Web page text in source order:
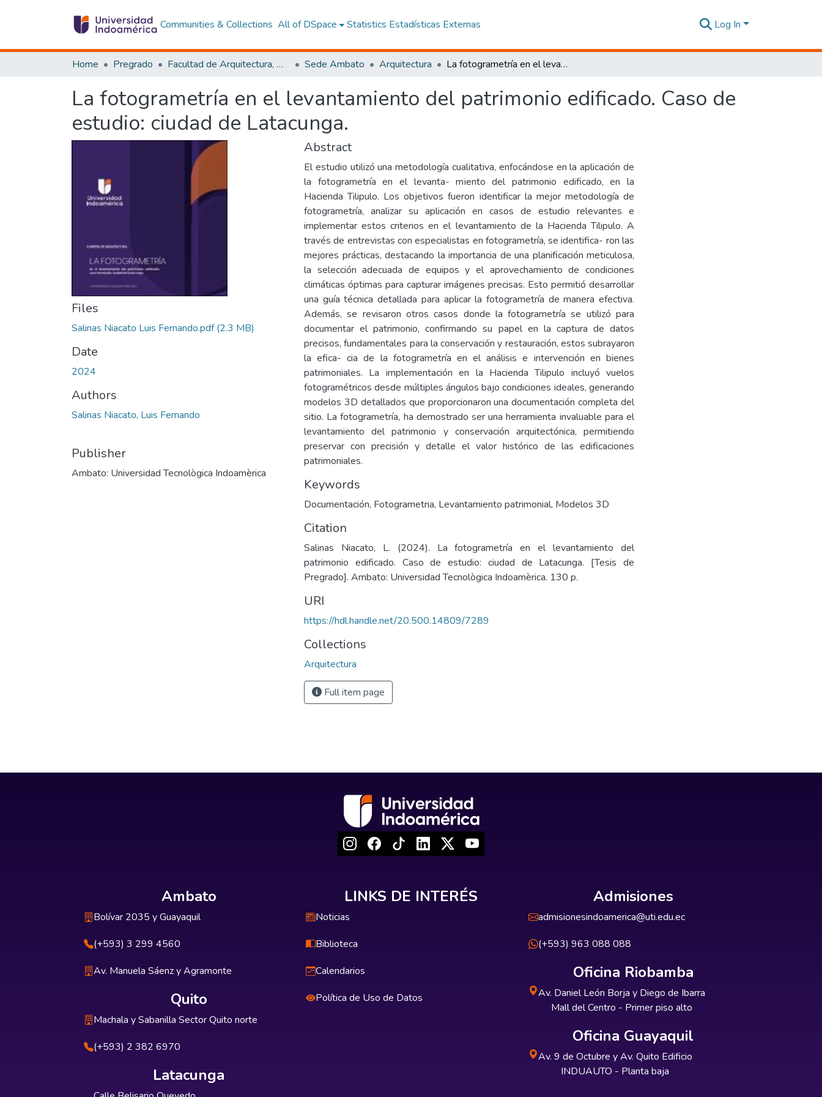
Communities & Collections All of DSpace Statistics Estadísticas Externas Log In
Home Pregrado Facultad de Arquitectura, Artes y Diseño Sede Ambato Arquitectura La fotogrametría en el levantamiento del patrimonio edificado. Caso de estudio: ciudad de Latacunga.
La fotogrametría en el levantamiento del patrimonio edificado. Caso de
estudio: ciudad de Latacunga.
Files
Salinas Niacato Luis Fernando.pdf(2.3 MB)
Date
2024
Authors
Salinas Niacato, Luis Fernando
Publisher
Ambato: Universidad Tecnològica Indoamèrica
Abstract
El estudio utilizó una metodología cualitativa, enfocándose en la aplicación de
la fotogrametría en el levanta- miento del patrimonio edificado, en la
Hacienda Tilipulo. Los objetivos fueron identificar la mejor metodología de
fotogrametría, analizar su aplicación en casos de estudio relevantes e
implementar estos criterios en el levantamiento de la Hacienda Tilipulo. A
través de entrevistas con especialistas en fotogrametría, se identifica- ron las
mejores prácticas, destacando la importancia de una planificación meticulosa,
la selección adecuada de equipos y el aprovechamiento de condiciones
climáticas óptimas para capturar imágenes precisas. Esto permitió desarrollar
una guía técnica detallada para aplicar la fotogrametría de manera efectiva.
Además, se revisaron otros casos donde la fotogrametría se utilizó para
documentar el patrimonio, confirmando su papel en la captura de datos
precisos, fundamentales para la conservación y restauración, estos subrayaron
la efica- cia de la fotogrametría en el análisis e intervención en bienes
patrimoniales. La implementación en la Hacienda Tilipulo incluyó vuelos
fotogramétricos desde múltiples ángulos bajo condiciones ideales, generando
modelos 3D detallados que proporcionaron una documentación completa del
sitio. La fotogrametría, ha demostrado ser una herramienta invaluable para el
levantamiento del patrimonio y conservación arquitectónica, permitiendo
preservar con precisión y detalle el valor histórico de las edificaciones
patrimoniales.
Keywords
Documentación, Fotogrametria, Levantamiento patrimonial, Modelos 3D
Citation
Salinas Niacato, L. (2024). La fotogrametría en el levantamiento del
patrimonio edificado. Caso de estudio: ciudad de Latacunga. [Tesis de
Pregrado]. Ambato: Universidad Tecnològica Indoamèrica. 130 p.
URI
https://hdl.handle.net/20.500.14809/7289
Collections
Arquitectura
Full item page
Ambato
Bolívar 2035 y Guayaquil
(+593) 3 299 4560
Av. Manuela Sáenz y Agramonte
Quito
Machala y Sabanilla Sector Quito norte
(+593) 2 382 6970
Latacunga
LINKS DE INTERÉS
Noticias
Biblioteca
Calendarios
Política de Uso de Datos
Admisiones
admisionesindoamerica@uti.edu.ec
(+593) 963 088 088
Oficina Riobamba
Av. Daniel León Borja y Diego de Ibarra
Mall del Centro - Primer piso alto
Oficina Guayaquil
Av. 9 de Octubre y Av. Quito Edificio
INDUAUTO - Planta baja